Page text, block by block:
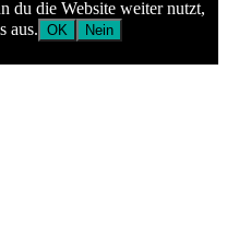
du die Website weiter nutzt,
aus. OK
Nein